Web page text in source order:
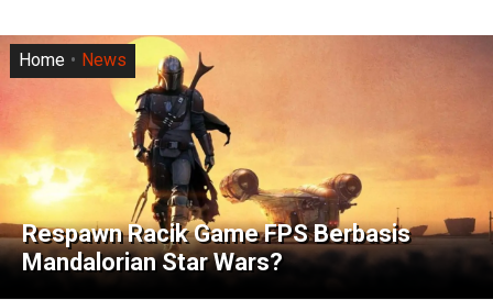
Respawn Racik Game FPS Berbasis
Mandalorian Star Wars?
Home News